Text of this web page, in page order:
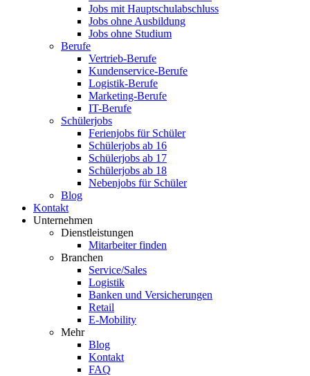
Jobs mit Hauptschulabschluss
Jobs ohne Ausbildung
Jobs ohne Studium
Berufe
Vertrieb-Berufe
Kundenservice-Berufe
Logistik-Berufe
Marketing-Berufe
IT-Berufe
Schülerjobs
Ferienjobs für Schüler
Schülerjobs ab 16
Schülerjobs ab 17
Schülerjobs ab 18
Nebenjobs für Schüler
Blog
Kontakt
Unternehmen
Dienstleistungen
Mitarbeiter finden
Branchen
Service/Sales
Logistik
Banken und Versicherungen
Retail
E-Mobility
Mehr
Blog
Kontakt
FAQ